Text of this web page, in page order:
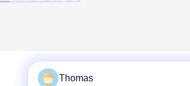
Thomas